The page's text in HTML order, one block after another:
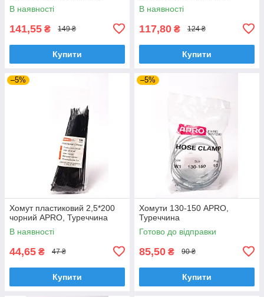
В наявності
141,55 ₴ 149 ₴
Купити
В наявності
117,80 ₴ 124 ₴
Купити
–5%
Хомут пластиковий 2,5*200
чорний APRO, Туреччина
В наявності
44,65 ₴ 47 ₴
Купити
–5%
Хомути 130-150 APRO,
Туреччина
Готово до відправки
85,50 ₴ 90 ₴
Купити